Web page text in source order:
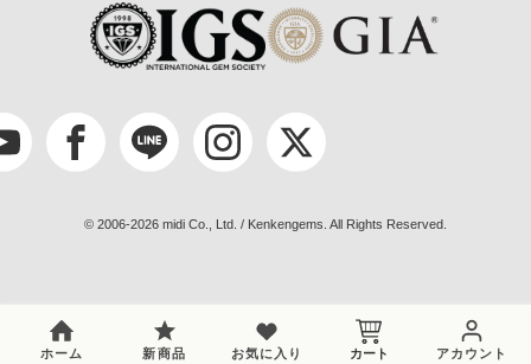
© 2006-2026 midi Co., Ltd. / Kenkengems. All Rights Reserved.
ホーム 新商品 お気に入り カート アカウント